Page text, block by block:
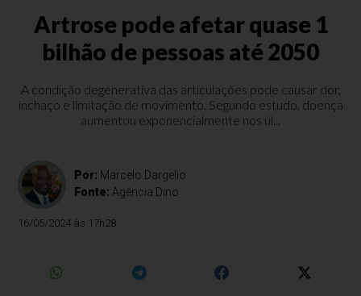
Artrose pode afetar quase 1
bilhão de pessoas até 2050
A condição degenerativa das articulações pode causar dor,
inchaço e limitação de movimento. Segundo estudo, doença
aumentou exponencialmente nos úl...
Por: Marcelo Dargelio
Fonte: Agência Dino
16/05/2024 às 17h28